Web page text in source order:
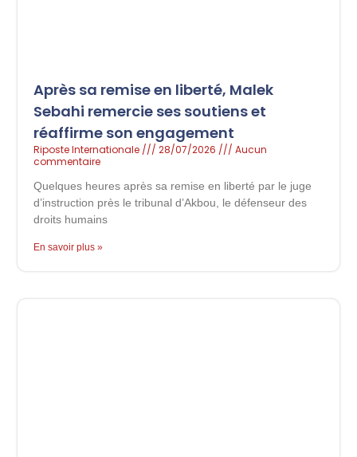
Après sa remise en liberté, Malek
Sebahi remercie ses soutiens et
réaffirme son engagement
Riposte Internationale 28/07/2026
Aucun
commentaire
Quelques heures après sa remise en liberté par le juge
d’instruction près le tribunal d’Akbou, le défenseur des
droits humains
En savoir plus »